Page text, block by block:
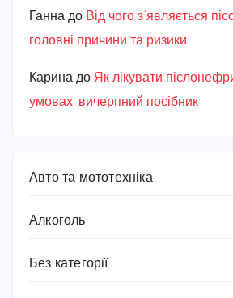
Ганна до Від чого з’являється
головні причини та ризики
Карина до Як лікувати
умовах: вичерпний посібник
Авто та мототехніка
Алкоголь
Без категорії